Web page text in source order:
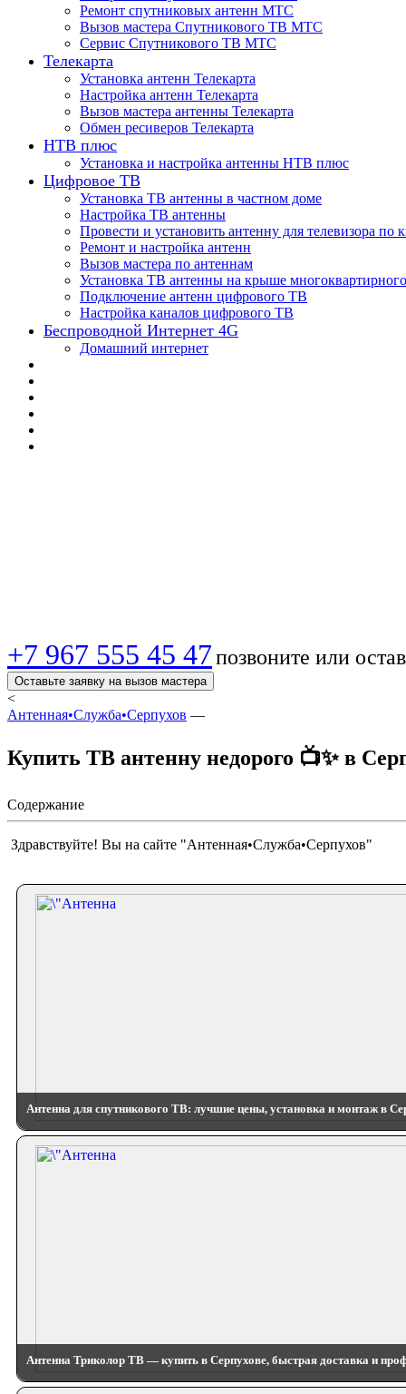
Ремонт спутниковых антенн МТС
Вызов мастера Спутникового ТВ МТС
Сервис Спутникового ТВ МТС
Телекарта
Установка антенн Телекарта
Настройка антенн Телекарта
Вызов мастера антенны Телекарта
Обмен ресиверов Телекарта
НТВ плюс
Установка и настройка антенны НТВ плюс
Цифровое ТВ
Установка ТВ антенны в частном доме
Настройка ТВ антенны
Провести и установить антенну для телевизора по
Ремонт и настройка антенн
Вызов мастера по антеннам
Установка ТВ антенны на крыше
Подключение антенн цифрового ТВ
Настройка каналов цифрового ТВ
Беспроводной Интернет 4G
Домашний интернет
+7 967 555 45 47позвоните или
Оставьте заявку на вызов мастера
<
Антенная•Служба•Серпухов —
Купить ТВ антенну недорого 📺✨ в
Содержание
Здравствуйте! Вы на сайте "Антенная•Служба•Серпухов"
Антенна для спутникового ТВ: лучшие цены, установка и монтаж в
Антенна Триколор ТВ — купить в Серпухове, быстрая доставка и